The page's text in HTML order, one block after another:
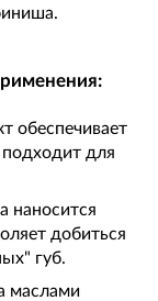
обеспечивает
подходит для
наносится
добиться
губ.
маслами